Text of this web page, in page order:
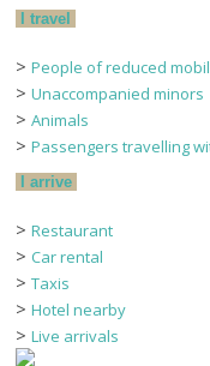
I travel
>People of reduced
>Unaccompanied minors
>Animals
>Passengers travelling
I arrive
>Restaurant
> Car rental
>Taxis
>Hotel nearby
>Live arrivals